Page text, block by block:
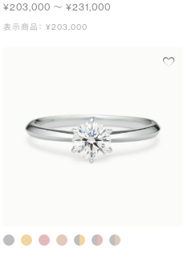
¥203,000 〜 ¥231,000
表示商品： ¥203,000